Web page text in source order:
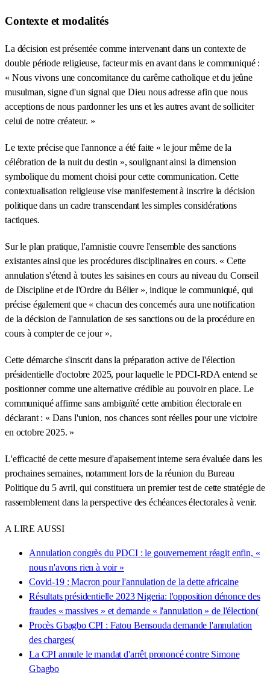
Contexte et modalités
La décision est présentée comme intervenant dans un contexte de
double période religieuse, facteur mis en avant dans le communiqué :
« Nous vivons une concomitance du carême catholique et du jeûne
musulman, signe d'un signal que Dieu nous adresse afin que nous
acceptions de nous pardonner les uns et les autres avant de solliciter
celui de notre créateur. »
Le texte précise que l'annonce a été faite « le jour même de la
célébration de la nuit du destin », soulignant ainsi la dimension
symbolique du moment choisi pour cette communication. Cette
contextualisation religieuse vise manifestement à inscrire la décision
politique dans un cadre transcendant les simples considérations
tactiques.
Sur le plan pratique, l'amnistie couvre l'ensemble des sanctions
existantes ainsi que les procédures disciplinaires en cours. « Cette
annulation s'étend à toutes les saisines en cours au niveau du Conseil
de Discipline et de l'Ordre du Bélier », indique le communiqué, qui
précise également que « chacun des concernés aura une notification
de la décision de l'annulation de ses sanctions ou de la procédure en
cours à compter de ce jour ».
Cette démarche s'inscrit dans la préparation active de l'élection
présidentielle d'octobre 2025, pour laquelle le PDCI-RDA entend se
positionner comme une alternative crédible au pouvoir en place. Le
communiqué affirme sans ambiguïté cette ambition électorale en
déclarant : « Dans l'union, nos chances sont réelles pour une victoire
en octobre 2025. »
L'efficacité de cette mesure d'apaisement interne sera évaluée dans les
prochaines semaines, notamment lors de la réunion du Bureau
Politique du 5 avril, qui constituera un premier test de cette stratégie de
rassemblement dans la perspective des échéances électorales à venir.
A LIRE AUSSI
Annulation congrès du PDCI : le gouvernement réagit enfin, «
nous n'avons rien à voir »
Covid-19 : Macron pour l'annulation de la dette africaine
Résultats présidentielle 2023 Nigeria: l'opposition dénonce des
fraudes « massives » et demande « l'annulation » de l'élection(
Procès Gbagbo CPI : Fatou Bensouda demande l'annulation
des charges(
La CPI annule le mandat d'arrêt prononcé contre Simone
Gbagbo